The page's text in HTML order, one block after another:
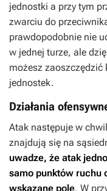
jednostki a przy tym
zwarciu do
prawdopodobnie nie
w jednej turze, ale
możesz
jednostek.
Działania
Atak następuje w
znajdują się na
uwadze, że atak
samo punktów ruchu
wskazane pole. W